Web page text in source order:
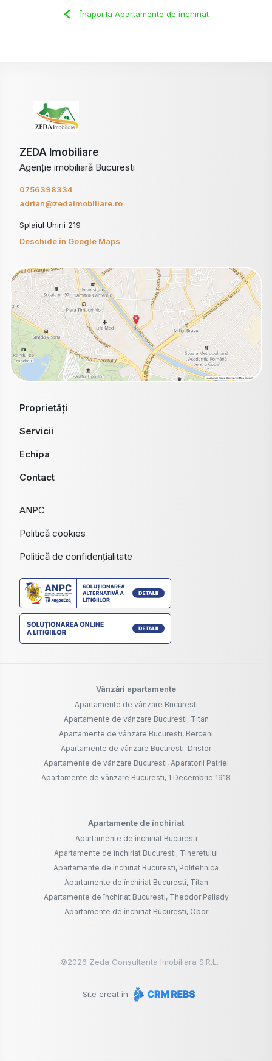
Înapoi la Apartamente de închiriat
ZEDA Imobiliare
Agenție imobiliară Bucuresti
0756398334
adrian@zedaimobiliare.ro
Splaiul Unirii 219
Deschide în Google Maps
Proprietăți
Servicii
Echipa
Contact
ANPC
Politică cookies
Politică de confidențialitate
Vânzări apartamente
Apartamente de vânzare Bucuresti
Apartamente de vânzare Bucuresti, Titan
Apartamente de vânzare Bucuresti, Berceni
Apartamente de vânzare Bucuresti, Dristor
Apartamente de vânzare Bucuresti, Aparatorii Patriei
Apartamente de vânzare Bucuresti, 1 Decembrie 1918
Apartamente de închiriat
Apartamente de închiriat Bucuresti
Apartamente de închiriat Bucuresti, Tineretului
Apartamente de închiriat Bucuresti, Politehnica
Apartamente de închiriat Bucuresti, Titan
Apartamente de închiriat Bucuresti, Theodor Pallady
Apartamente de închiriat Bucuresti, Obor
©2026 Zeda Consultanta Imobiliara S.R.L.
Site creat în